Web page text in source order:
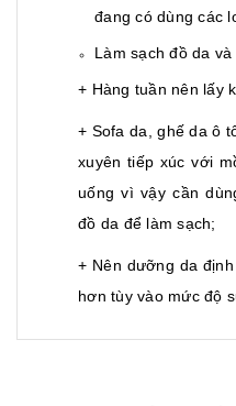
đang có dùng các
Làm sạch đồ da
+ Hàng tuần nên lấy
+ Sofa da, ghế da ô
xuyên tiếp xúc với
uống vì vậy cần
đồ da để làm sạch;
+ Nên dưỡng da
hơn tùy vào mức độ